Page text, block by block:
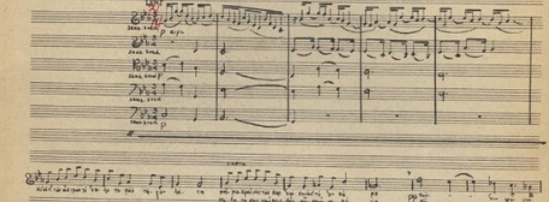
121-Έργο για ορχήστρα και πιάνο (απόσπασμα) [1957]
122-Le tireur des toits [1957]
123-Σπουδές για τετράχορδα [1957]
124-Concerto pour piano et orchestre [1957-07-17-1958-01-10]
125-Les Quatre Eluard, Jours de pluie [1958-02-14]
126-Les Six Eluard, Medieuses [1958-03-10]
127-Ερωφίλη [1958-07-29]